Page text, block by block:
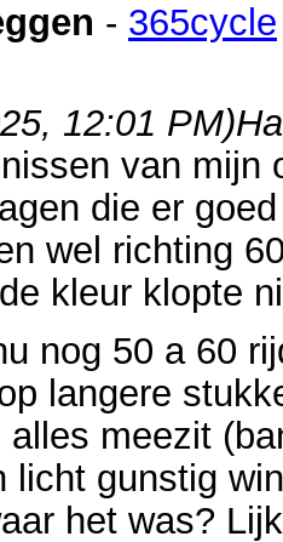
- 365cycle
12:01 PM)
van mijn
die er
wel richting
kleur klopte
nog 50 a 60
langere
meezit
licht gunstig
het was?